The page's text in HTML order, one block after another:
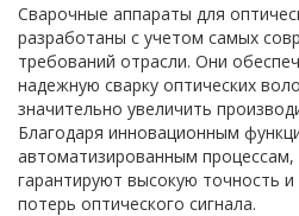
Сварочные аппараты для
разработаны с учетом самых
требований отрасли. Они
надежную сварку оптических
значительно увеличить
Благодаря инновационным
автоматизированным
гарантируют высокую точность
потерь оптического сигнала.